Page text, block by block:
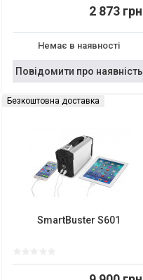
2 873 грн
Немає в наявності
Повідомити про наявність
Безкоштовна доставка
SmartBuster S601